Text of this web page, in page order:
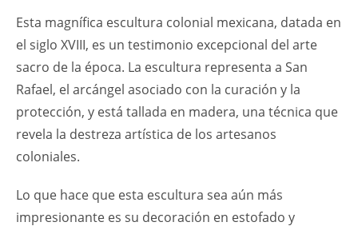
Esta magnífica escultura colonial mexicana, datada en
el siglo XVIII, es un testimonio excepcional del arte
sacro de la época. La escultura representa a San
Rafael, el arcángel asociado con la curación y la
protección, y está tallada en madera, una técnica que
revela la destreza artística de los artesanos
coloniales.
Lo que hace que esta escultura sea aún más
impresionante es su decoración en estofado y